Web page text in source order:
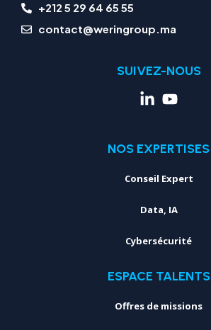
+212 5 29 64 65 55
contact@weringroup.ma
SUIVEZ-NOUS
NOS EXPERTISES
Conseil Expert
Data, IA
Cybersécurité
ESPACE TALENTS
Offres de missions